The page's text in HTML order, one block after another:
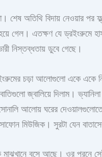
শেষ অতিথি বিদায় নেওয়ার পর
গেল। এতক্ষণ যে ড্রইংরুমে
নিস্তব্ধতায় ডুবে গেছে।
চড়া আলোগুলো একে একে
জ্বালিয়ে দিলাম।
আলোয় ঘরের
মিউজিক। সুরটা যেন
বসে আছে। ওর পরনে